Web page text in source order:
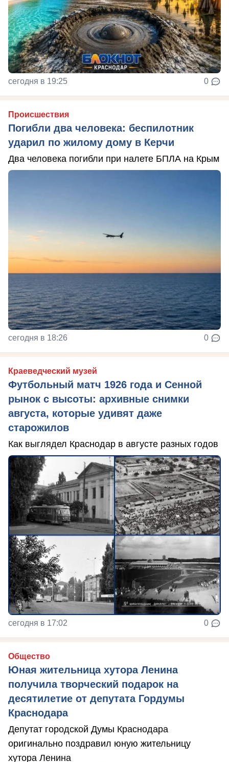
сегодня в 19:25 0
Происшествия
Погибли два человека: беспилотник
ударил по жилому дому в Керчи
Два человека погибли при налете БПЛА на Крым
сегодня в 18:26 0
Краеведческий музей
Футбольный матч 1926 года и Сенной
рынок с высоты: архивные снимки
августа, которые удивят даже
старожилов
Как выглядел Краснодар в августе разных годов
сегодня в 17:02 0
Общество
Юная жительница хутора Ленина
получила творческий подарок на
десятилетие от депутата Гордумы
Краснодара
Депутат городской Думы Краснодара
оригинально поздравил юную жительницу
хутора Ленина